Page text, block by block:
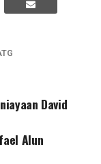
David
Alun